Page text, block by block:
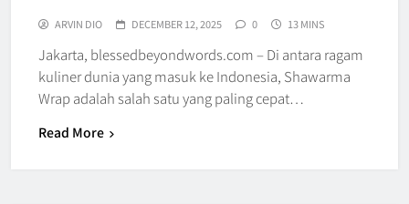
ARVIN DIO DECEMBER 12, 2025 0 13 MINS
Jakarta, blessedbeyondwords.com – Di antara ragam
kuliner dunia yang masuk ke Indonesia, Shawarma
Wrap adalah salah satu yang paling cepat…
Read More